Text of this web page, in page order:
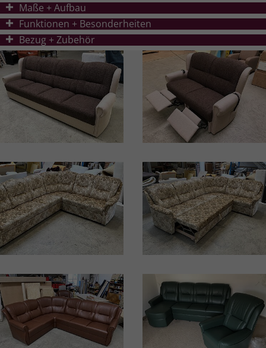
Maße + Aufbau
Funktionen + Besonderheiten
Bezug + Zubehör